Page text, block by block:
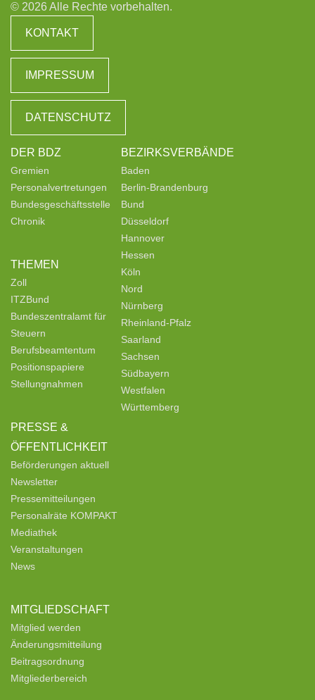
© 2026 Alle Rechte vorbehalten.
KONTAKT
IMPRESSUM
DATENSCHUTZ
DER BDZ
Gremien
Personalvertretungen
Bundesgeschäftsstelle
Chronik
THEMEN
Zoll
ITZBund
Bundeszentralamt für
Steuern
Berufsbeamtentum
Positionspapiere
Stellungnahmen
PRESSE &
ÖFFENTLICHKEIT
Beförderungen aktuell
Newsletter
Pressemitteilungen
Personalräte KOMPAKT
Mediathek
Veranstaltungen
News
MITGLIEDSCHAFT
Mitglied werden
Änderungsmitteilung
Beitragsordnung
Mitgliederbereich
BEZIRKSVERBÄNDE
Baden
Berlin-Brandenburg
Bund
Düsseldorf
Hannover
Hessen
Köln
Nord
Nürnberg
Rheinland-Pfalz
Saarland
Sachsen
Südbayern
Westfalen
Württemberg